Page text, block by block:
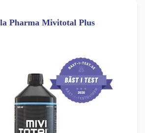
Pharma Mivitotal Plus